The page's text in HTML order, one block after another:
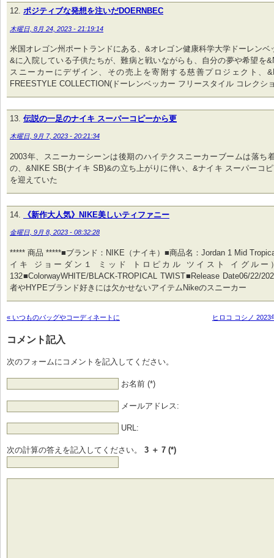
ポジティブな発想を注いだDOERNBEC
木曜日, 8月 24, 2023 - 21:19:14
米国オレゴン州ポートランドにある、&オレゴン健康科学大学ドーレンベ
&に入院している子供たちが、難病と戦いながらも、自分の夢や希望を
スニーカーにデザイン、その売上を寄附する慈善プロジェクト、
FREESTYLE COLLECTION(ドーレンベッカー フリースタイル コレクシ
伝説の一足のナイキ スーパーコピーから更
木曜日, 9月 7, 2023 - 20:21:34
2003年、スニーカーシーンは後期のハイテクスニーカーブームは落ち
の、&NIKE SB(ナイキ SB)&の立ち上がりに伴い、&ナイキ スーパーコ
を迎えていた
《新作大人気》NIKE美しいティファニー
金曜日, 9月 8, 2023 - 08:32:28
***** 商品 *****■ブランド：NIKE（ナイキ）■商品名：Jordan 1 Mid
イキ ジョーダン１ ミッド トロピカル ツイスト イグルー）
132■ColorwayWHITE/BLACK-TROPICAL TWIST■Release Date06/22/
者やHYPEブランド好きには欠かせないアイテムNikeのスニーカー
ヒロコ コシノ
« いつものバッグやコーディネートに
コメント記入
次のフォームにコメントを記入してください。
お名前 (*)
メールアドレス:
URL:
次の計算の答えを記入してください。 3 ＋ 7 (*)